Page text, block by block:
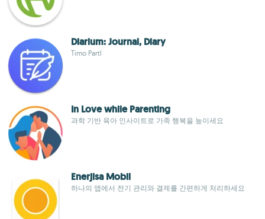
Diarium: Journal, Diary
Timo Partl
In Love while Parenting
과학 기반 육아 인사이트로 가족 행복을 높이세요
Enerjisa Mobil
하나의 앱에서 전기 관리와 결제를 간편하게 처리하세요